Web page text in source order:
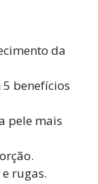
da
benefícios
pele mais
rugas.